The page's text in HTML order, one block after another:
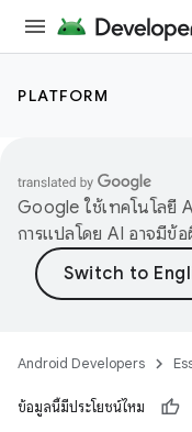
PLATFORM
Google ใช้เทคโนโลยี
การแปลโดย AI อาจมีข้
Android Developers
ข้อมูลนี้มีประโยชน์ไหม